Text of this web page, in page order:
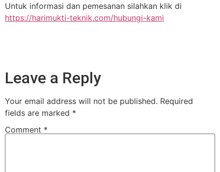
Untuk informasi dan pemesanan silahkan klik di
https://harimukti-teknik.com/hubungi-kami
Leave a Reply
Your email address will not be published. Required
fields are marked *
Comment *